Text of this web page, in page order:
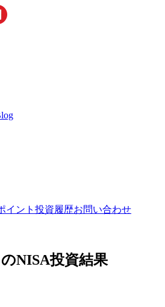
イント投資履歴お問い合わせ
NISA投資結果